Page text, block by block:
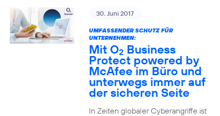
30. Juni 2017
UMFASSENDER SCHUTZ FÜR
UNTERNEHMEN:
Mit O2 Business
Protect powered by
McAfee im Büro und
unterwegs immer auf
der sicheren Seite
In Zeiten globaler Cyberangriffe ist